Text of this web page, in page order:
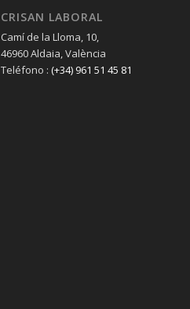
CRISAN LABORAL
Camí de la Lloma, 10,
46960 Aldaia, València
Teléfono :(+34) 961 51 45 81